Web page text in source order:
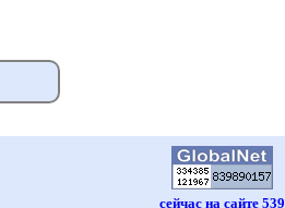
сейчас на сайте 539